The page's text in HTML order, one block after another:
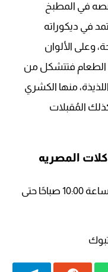
في المطبخ
في ديكوراته
وعلى الألوان
الطعام فتتشكل من
منها الكشري
المُقبلات
المصريه
يستقبل المطعم ضيوفه يوميًا من الساعة 10:00 صباحًا حتى